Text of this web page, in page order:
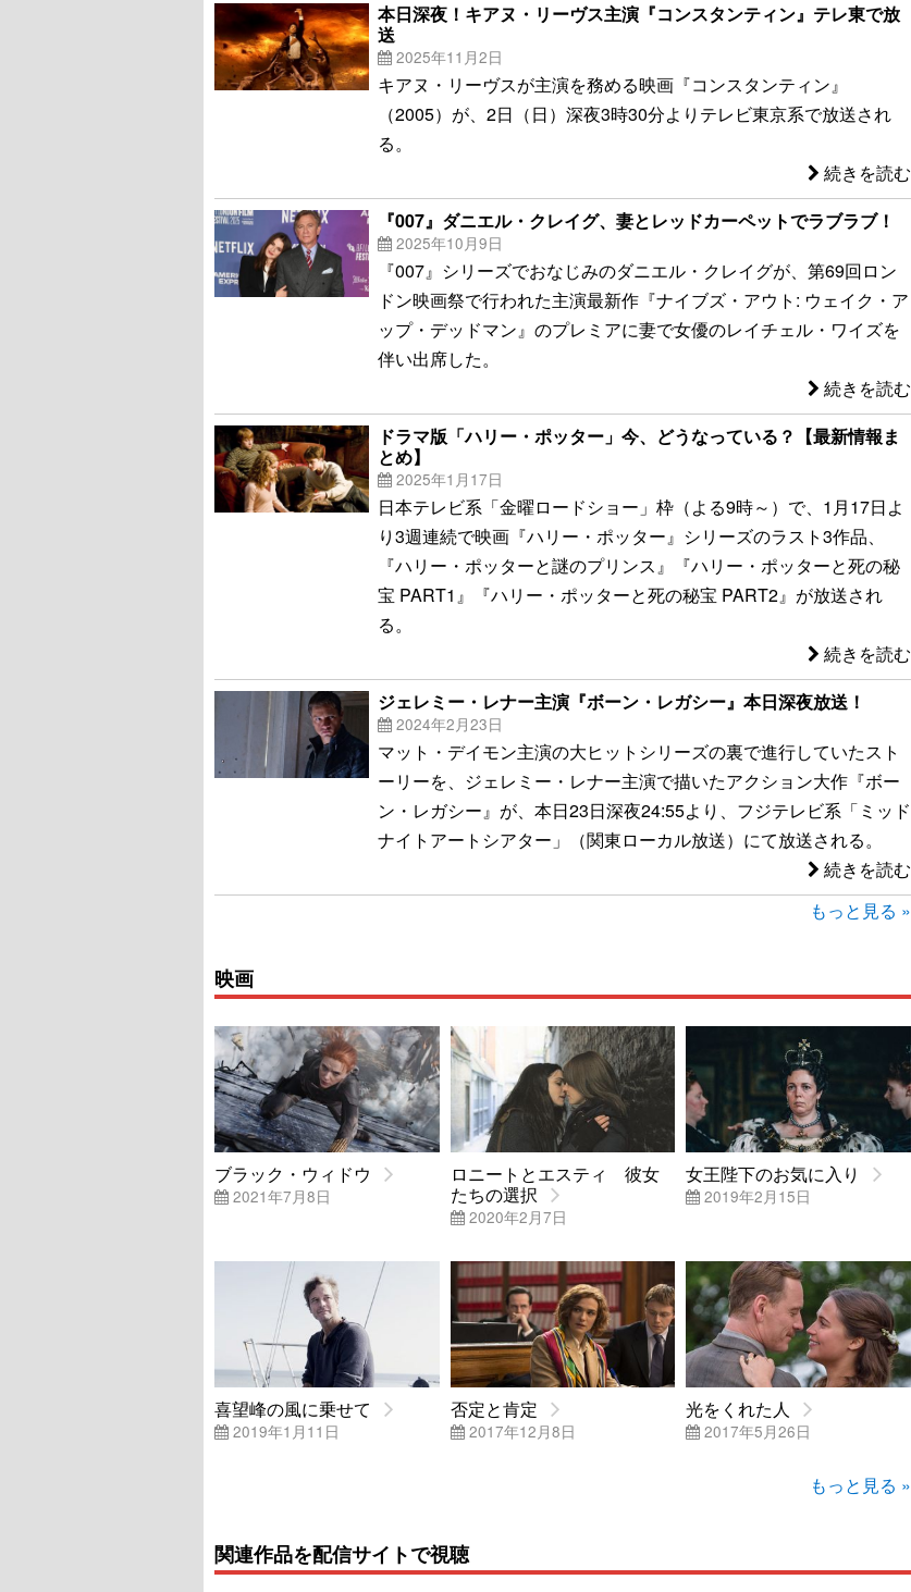
本日深夜！キアヌ・リーヴス主演『コンスタンティン』テレ東で放
送
2025年11月2日
キアヌ・リーヴスが主演を務める映画『コンスタンティン』
（2005）が、2日（日）深夜3時30分よりテレビ東京系で放送され
る。
続きを読む
『007』ダニエル・クレイグ、妻とレッドカーペットでラブラブ！
2025年10月9日
『007』シリーズでおなじみのダニエル・クレイグが、第69回ロン
ドン映画祭で行われた主演最新作『ナイブズ・アウト: ウェイク・ア
ップ・デッドマン』のプレミアに妻で女優のレイチェル・ワイズを
伴い出席した。
続きを読む
ドラマ版「ハリー・ポッター」今、どうなっている？【最新情報ま
とめ】
2025年1月17日
日本テレビ系「金曜ロードショー」枠（よる9時～）で、1月17日よ
り3週連続で映画『ハリー・ポッター』シリーズのラスト3作品、
『ハリー・ポッターと謎のプリンス』『ハリー・ポッターと死の秘
宝 PART1』『ハリー・ポッターと死の秘宝 PART2』が放送され
る。
続きを読む
ジェレミー・レナー主演『ボーン・レガシー』本日深夜放送！
2024年2月23日
マット・デイモン主演の大ヒットシリーズの裏で進行していたスト
ーリーを、ジェレミー・レナー主演で描いたアクション大作『ボー
ン・レガシー』が、本日23日深夜24:55より、フジテレビ系「ミッド
ナイトアートシアター」（関東ローカル放送）にて放送される。
続きを読む
もっと見る »
映画
ブラック・ウィドウ
2021年7月8日
ロニートとエスティ 彼女
たちの選択
2020年2月7日
女王陛下のお気に入り
2019年2月15日
喜望峰の風に乗せて
2019年1月11日
否定と肯定
2017年12月8日
光をくれた人
2017年5月26日
もっと見る »
関連作品を配信サイトで視聴